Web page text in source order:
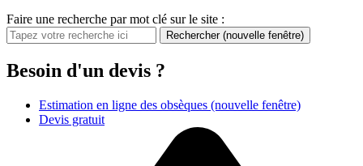
Faire une recherche par mot clé sur le site :
Rechercher (nouvelle fenêtre)
Besoin d'un devis ?
Estimation en ligne des obsèques (nouvelle fenêtre)
Devis gratuit